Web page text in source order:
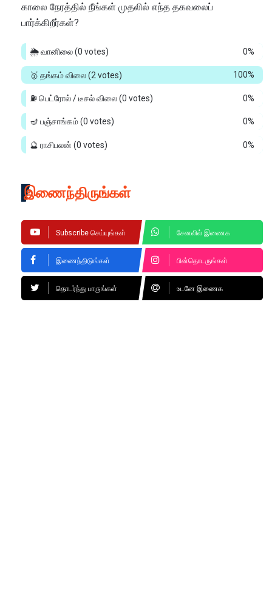
காலை நேரத்தில் நீங்கள் முதலில் எந்த தகவலைப்
பார்க்கிறீர்கள்?
0%
🌦️ வானிலை(0 votes)
100%
🥇 தங்கம் விலை(2 votes)
0%
⛽ பெட்ரோல் / டீசல் விலை(0 votes)
0%
🪔 பஞ்சாங்கம்(0 votes)
0%
🔮 ராசிபலன் (0 votes)
இணைந்திருங்கள்
Subscribe செய்யுங்கள் சேனலில் இணைக
இணைந்திடுங்கள் பின்தொடருங்கள்
தொடர்ந்து பாருங்கள் உடனே இணைக